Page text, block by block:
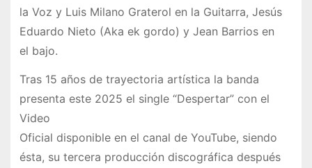
la Voz y Luis Milano Graterol en la Guitarra, Jesús
Eduardo Nieto (Aka ek gordo) y Jean Barrios en
el bajo.
Tras 15 años de trayectoria artística la banda
presenta este 2025 el single “Despertar” con el
Video
Oficial disponible en el canal de YouTube, siendo
ésta, su tercera producción discográfica después